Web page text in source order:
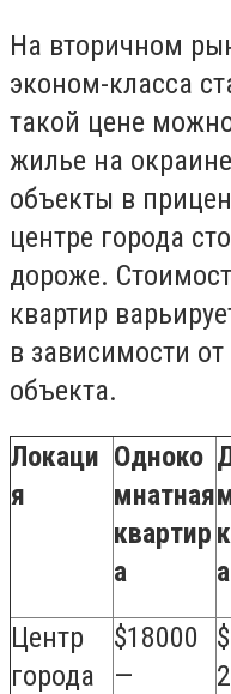
На вторичном
эконом-класса
такой цене
жилье на
объекты в
центре города
дороже.
квартир
в зависимости
объекта.
Локаци
я
Одноко
мнатная
квартир
а
а
Центр
города
$18000
—